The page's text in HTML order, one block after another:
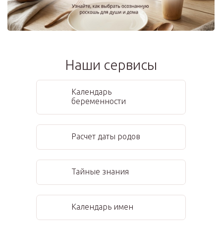
Наши сервисы
Календарь
беременности
Расчет даты родов
Тайные знания
Календарь имен